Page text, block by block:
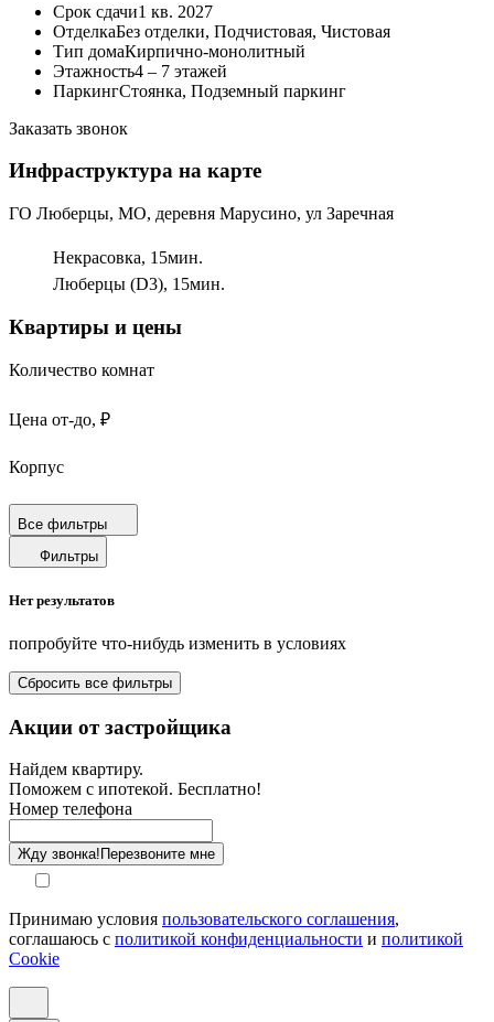
Срок сдачи1 кв. 2027
ОтделкаБез отделки, Подчистовая, Чистовая
Тип домаКирпично-монолитный
Этажность4 – 7 этажей
ПаркингСтоянка, Подземный паркинг
Заказать звонок
Инфраструктура на карте
ГО Люберцы, МО, деревня Марусино, ул Заречная
Некрасовка, 15мин.
Люберцы (D3), 15мин.
Квартиры и цены
Количество комнат
Цена от-до, ₽
Корпус
Срок сдачи
Площадь от-до, м²
Площадь кухни от-до, м²
Площадь балкона от-до, м²
Санузел
Этаж
Способ оплаты
Все фильтры
Фильтры
Нет результатов
попробуйте что-нибудь изменить в условиях
Сбросить все фильтры
Акции от застройщика
Найдем квартиру.
Поможем с ипотекой. Бесплатно!
Номер телефона
Жду звонка! Перезвоните мне
Принимаю условия пользовательского соглашения,
соглашаюсь с политикой конфиденциальности и политикой
Cookie